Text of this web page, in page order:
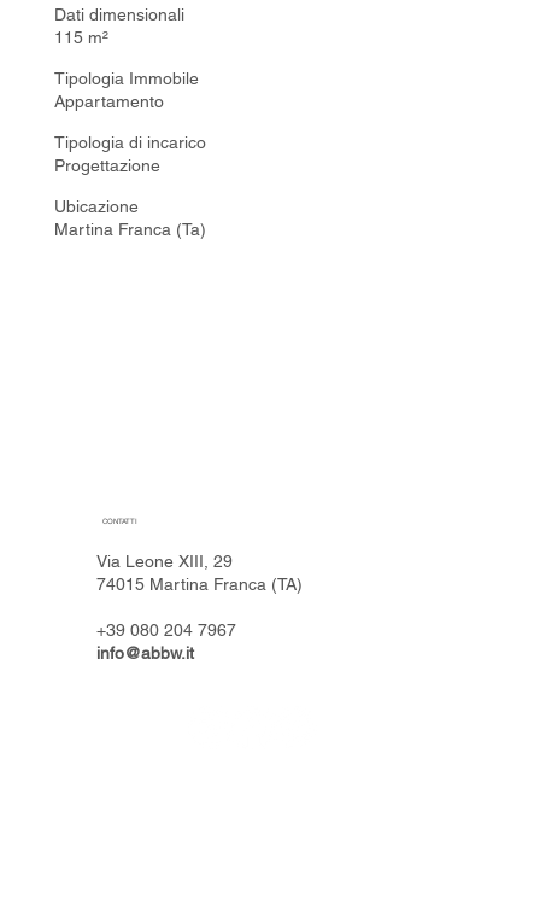
Dati dimensionali
115 m²
Tipologia Immobile
Appartamento
Tipologia di incarico
Progettazione
Ubicazione
Martina Franca (Ta)
CONTATTI
Via Leone XIII, 29
74015 Martina Franca (TA)
+39 080 204 7967
info@abbw.it